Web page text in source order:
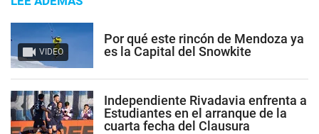
VIDEO
Por qué este rincón de Mendoza ya
es la Capital del Snowkite
Independiente Rivadavia enfrenta a
Estudiantes en el arranque de la
cuarta fecha del Clausura